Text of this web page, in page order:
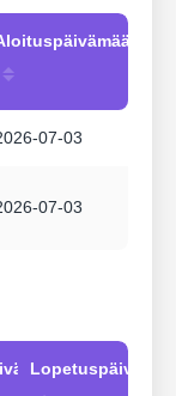
07-03
07-03